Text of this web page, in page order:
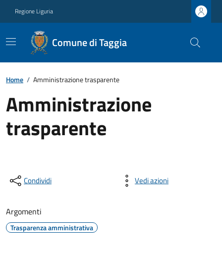
Regione Liguria
Comune di Taggia
Home / Amministrazione trasparente
Amministrazione
trasparente
Condividi Vedi azioni
Argomenti
Trasparenza amministrativa